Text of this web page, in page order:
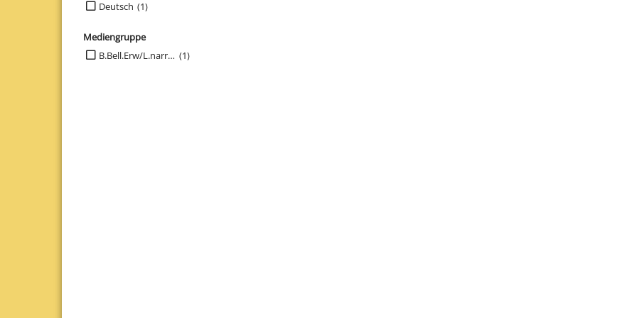
Suche auf Sprachen einschränken
(1)
Deutsch
Mediengruppe
Suche auf Mediengruppe einschränken
(1)
B.Bell.Erw/L.narr.ad